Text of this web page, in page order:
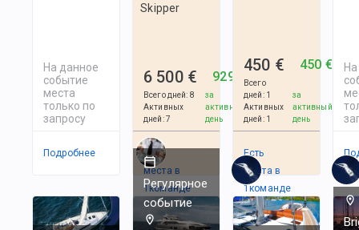
На данное
событие
места
только по
запросу
Подробнее
Skipper
6 500 €
Всего дней: 8
Активных
дней:7
929 €
за
активный
день
Есть
места в
1командe
450 €
Всего
дней: 1
Активных
дней: 1
450 €
за
активный
день
Есть
места в
1командe
Регулярное
событие